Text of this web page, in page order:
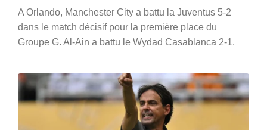
A Orlando, Manchester City a battu la Juventus 5-2
dans le match décisif pour la première place du
Groupe G. Al-Ain a battu le Wydad Casablanca 2-1.